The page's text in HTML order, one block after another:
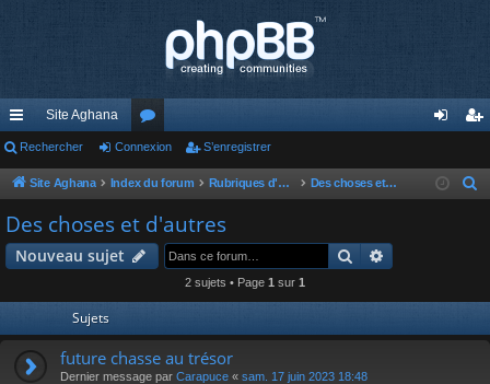
cc
ès
ra
pi
Site Aghana
or
u
s
ne nr
Rechercher Connexion S’enregistrer
Site Aghana Index du forum Rubriques d'Aghana Des choses et d'autres
r
Des choses et d'autres
Nouveau sujet Rechercher
2 sujets • Page 1 sur 1
Sujets
future chasse au trésor
Dernier message par Carapuce « sam. 17 juin 2023 18:48